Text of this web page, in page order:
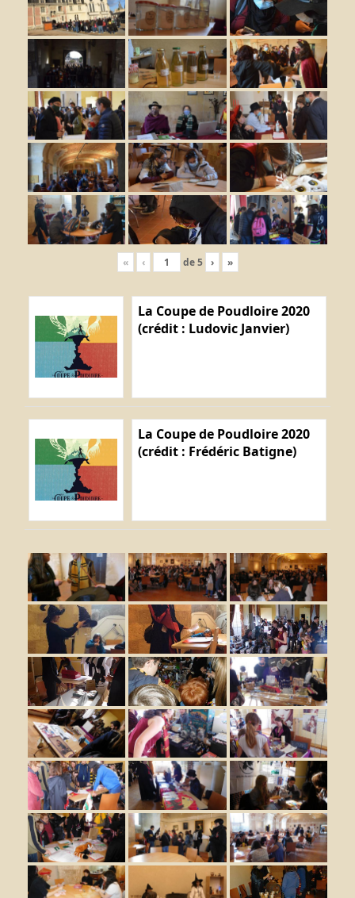
« ‹ de5 › »
La Coupe de Poudloire 2020
(crédit : Ludovic Janvier)
La Coupe de Poudloire 2020
(crédit : Frédéric Batigne)